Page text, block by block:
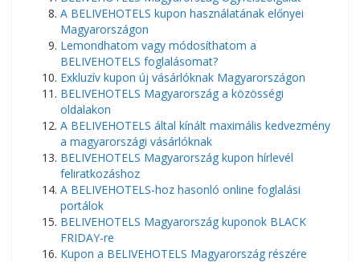
A BELIVEHOTELS kupon használatának előnyei
Magyarországon
Lemondhatom vagy módosíthatom a
BELIVEHOTELS foglalásomat?
Exkluzív kupon új vásárlóknak Magyarországon
BELIVEHOTELS Magyarország a közösségi
oldalakon
A BELIVEHOTELS által kínált maximális kedvezmény
a magyarországi vásárlóknak
BELIVEHOTELS Magyarország kupon hírlevél
feliratkozáshoz
A BELIVEHOTELS-hoz hasonló online foglalási
portálok
BELIVEHOTELS Magyarország kuponok BLACK
FRIDAY-re
Kupon a BELIVEHOTELS Magyarország részére